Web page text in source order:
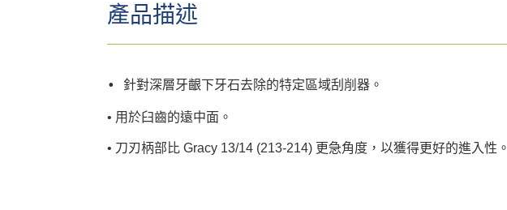
產品描述
• 針對深層牙齦下牙石去除的特定區域刮削器。
• 用於臼齒的遠中面。
• 刀刃柄部比 Gracy 13/14 (213-214) 更急角度，以獲得更好的進入性。